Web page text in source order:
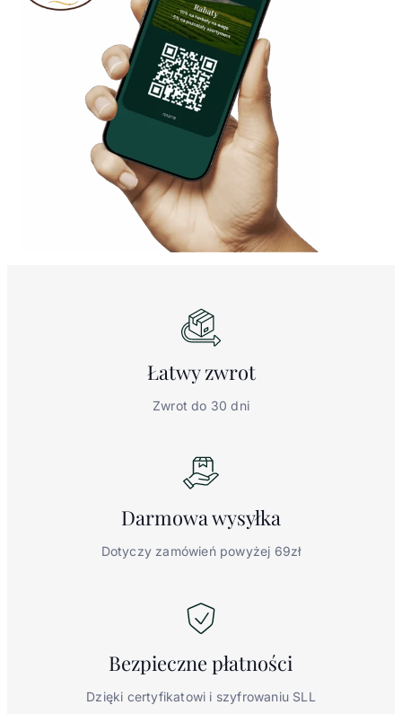
Łatwyzwrot
Zwrot do 30 dni
Darmowawysyłka
Dotyczy zamówień powyżej 69zł
Bezpiecznepłatności
Dzięki certyfikatowi i szyfrowaniu SLL